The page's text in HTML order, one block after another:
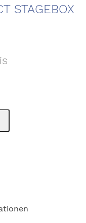
STAGEBOX